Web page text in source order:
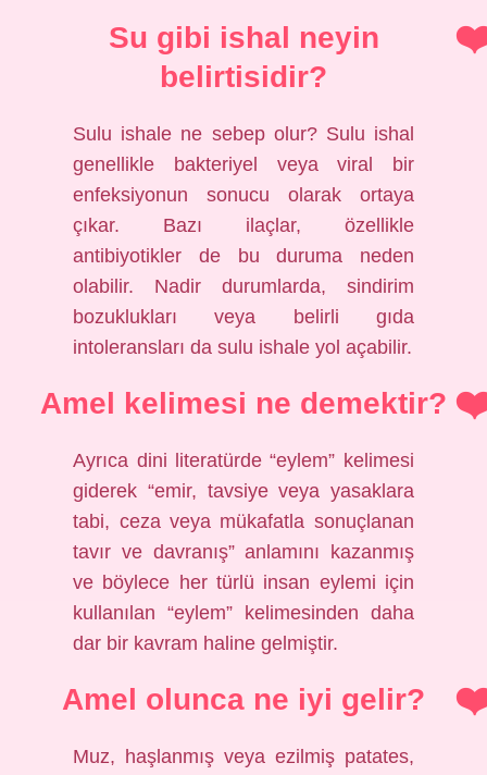
Su gibi ishal neyin
belirtisidir?
Sulu ishale ne sebep olur? Sulu ishal
genellikle bakteriyel veya viral bir
enfeksiyonun sonucu olarak ortaya
çıkar. Bazı ilaçlar, özellikle
antibiyotikler de bu duruma neden
olabilir. Nadir durumlarda, sindirim
bozuklukları veya belirli gıda
intoleransları da sulu ishale yol açabilir.
Amel kelimesi ne demektir?
Ayrıca dini literatürde “eylem” kelimesi
giderek “emir, tavsiye veya yasaklara
tabi, ceza veya mükafatla sonuçlanan
tavır ve davranış” anlamını kazanmış
ve böylece her türlü insan eylemi için
kullanılan “eylem” kelimesinden daha
dar bir kavram haline gelmiştir.
Amel olunca ne iyi gelir?
Muz, haşlanmış veya ezilmiş patates,